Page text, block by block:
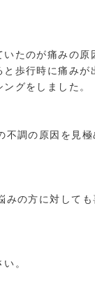
たのが痛みの原
歩行時に痛みが
グをしました。
調の原因を見
の方に対しても
。